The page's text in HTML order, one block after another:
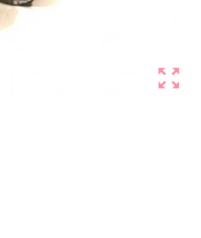
zoom_out_map